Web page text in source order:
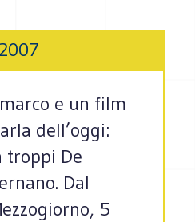
e un film
dell’oggi:
troppi De
Dal
5